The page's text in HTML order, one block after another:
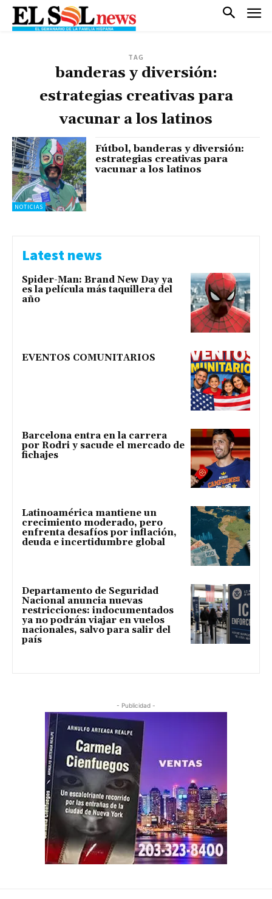
TAG
banderas y diversión:
estrategias creativas para
vacunar a los latinos
NOTICIAS
Fútbol, banderas y diversión:
estrategias creativas para
vacunar a los latinos
Latest news
Spider-Man: Brand New Day ya
es la película más taquillera del
año
EVENTOS COMUNITARIOS
Barcelona entra en la carrera
por Rodri y sacude el mercado de
fichajes
Latinoamérica mantiene un
crecimiento moderado, pero
enfrenta desafíos por inflación,
deuda e incertidumbre global
Departamento de Seguridad
Nacional anuncia nuevas
restricciones: indocumentados
ya no podrán viajar en vuelos
nacionales, salvo para salir del
país
- Publicidad -